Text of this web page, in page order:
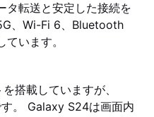
タ転送と安定した接続を
、Wi-Fi 6、Bluetooth
います。
搭載していますが、
。 Galaxy S24は画面内